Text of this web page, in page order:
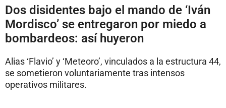
Dos disidentes bajo el mando de ‘Iván
Mordisco’ se entregaron por miedo a
bombardeos: así huyeron
Alias ‘Flavio’ y ‘Meteoro’, vinculados a la estructura 44,
se sometieron voluntariamente tras intensos
operativos militares.